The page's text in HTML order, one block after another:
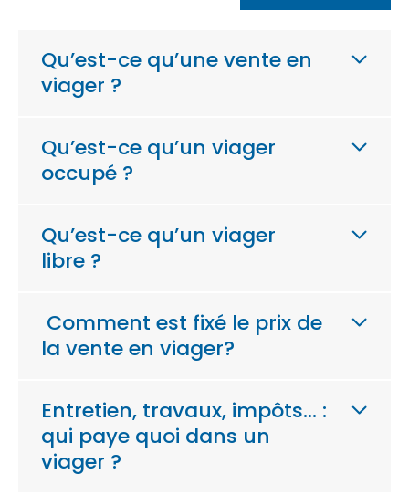
Qu’est-ce qu’une vente en
viager ?
Qu’est-ce qu’un viager
occupé ?
Qu’est-ce qu’un viager
libre ?
Comment est fixé le prix de
la vente en viager?
Entretien, travaux, impôts… :
qui paye quoi dans un
viager ?